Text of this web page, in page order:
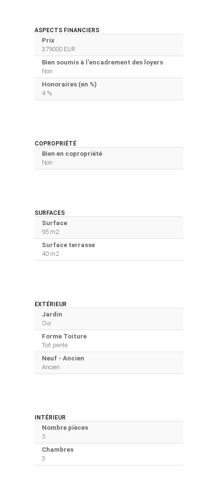
ASPECTS FINANCIERS
Prix
379000 EUR
Bien soumis à l'encadrement des loyers
Non
Honoraires (en %)
4 %
COPROPRIÉTÉ
Bien en copropriété
Non
SURFACES
Surface
95 m2
Surface terrasse
40 m2
EXTÉRIEUR
Jardin
Oui
Forme Toiture
Toit pente
Neuf - Ancien
Ancien
INTÉRIEUR
Nombre pièces
5
Chambres
3